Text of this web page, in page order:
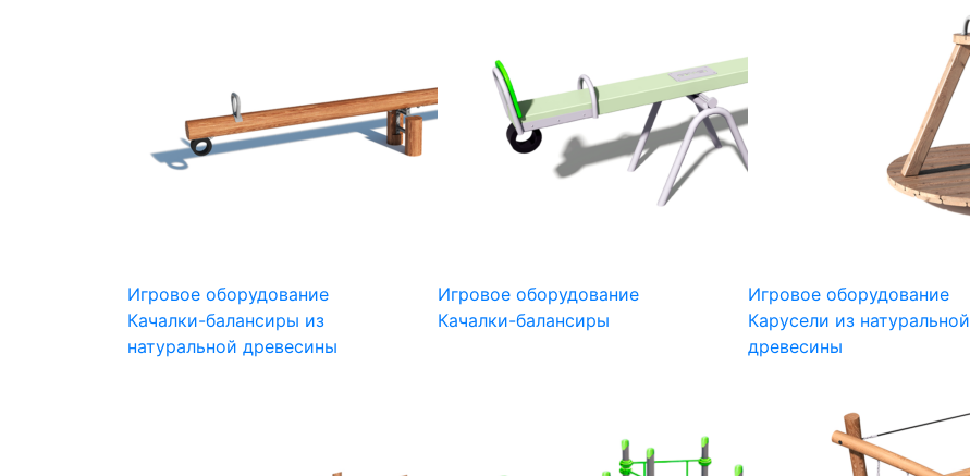
Игровое оборудование
Качалки-балансиры из
натуральной древесины
Игровое оборудование
Качалки-балансиры
Игровое оборудование
Карусели из натуральной
древесины